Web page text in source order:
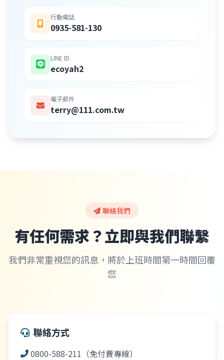
行動電話
0935-581-130
LINE ID
ecoyah2
電子郵件
terry@111.com.tw
聯絡我們
有任何需求？立即與我們聯繫
我們非常重視您的訊息，將於上班時間第一時間回覆
您
聯絡方式
0800-588-211（免付費專線）